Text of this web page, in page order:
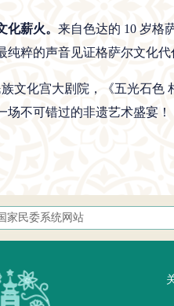
化薪火。 来自色达的 10 岁格
纯粹的声音见证格萨尔文化代
文化宫大剧院，《五光石色
场不可错过的非遗艺术盛宴！
家民委系统网站
家民族事务委员会
南民族大学